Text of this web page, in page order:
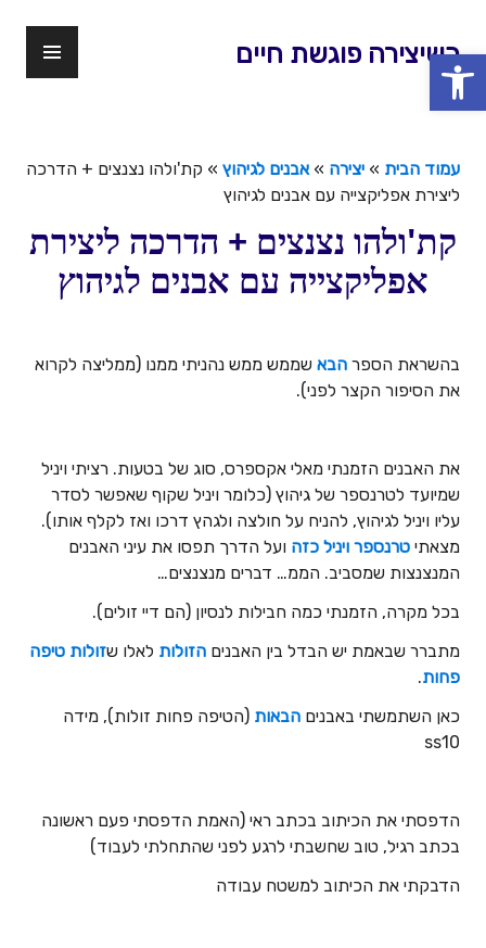
פתח סרגל נגישות
כשיצירה פוגשת חיים
עמוד הבית » יצירה »אבנים לגיהוץ » קת'ולהו נצנצים + הדרכה
ליצירת אפליקצייה עם אבנים לגיהוץ
קת'ולהו נצנצים + הדרכה ליצירת
אפליקצייה עם אבנים לגיהוץ
בהשראת הספר הבא שממש ממש נהניתי ממנו (ממליצה לקרוא
את הסיפור הקצר לפני).
את האבנים הזמנתי מאלי אקספרס, סוג של בטעות. רציתי ויניל
שמיועד לטרנספר של גיהוץ (כלומר ויניל שקוף שאפשר לסדר
עליו ויניל לגיהוץ, להניח על חולצה ולגהץ דרכו ואז לקלף אותו).
מצאתי טרנספר ויניל כזה ועל הדרך תפסו את עיני האבנים
המנצנצות שמסביב. הממ… דברים מנצנצים…
בכל מקרה, הזמנתי כמה חבילות לנסיון (הם דיי זולים).
מתברר שבאמת יש הבדל בין האבנים הזולות לאלו שזולות טיפה
פחות.
כאן השתמשתי באבנים הבאות (הטיפה פחות זולות), מידה
ss10
הדפסתי את הכיתוב בכתב ראי (האמת הדפסתי פעם ראשונה
בכתב רגיל, טוב שחשבתי לרגע לפני שהתחלתי לעבוד)
הדבקתי את הכיתוב למשטח עבודה